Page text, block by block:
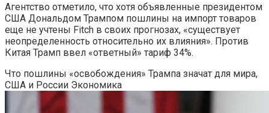
Агентство отметило, что хотя объявленные президентом
США Дональдом Трампом пошлины на импорт товаров
еще не учтены Fitch в своих прогнозах, «существует
неопределенность относительно их влияния». Против
Китая Трамп ввел «ответный» тариф 34%.
Что пошлины «освобождения» Трампа значат для мира,
США и России Экономика